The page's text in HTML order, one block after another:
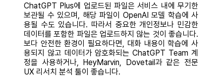
ChatGPT Plus에 업로드된 파일은 서비스 내에 무기한
보관될 수 있으며, 해당 파일이 OpenAI 모델 학습에 사
용될 수도 있습니다. 따라서 중요한 개인정보나 민감한
데이터를 포함한 파일은 업로드하지 않는 것이 좋습니다.
보다 안전한 환경이 필요하다면, 대화 내용이 학습에 사
용되지 않고 데이터가 암호화되는 ChatGPT Team 계
정을 사용하거나, HeyMarvin, Dovetail과 같은 전문
UX 리서치 분석 툴이 좋습니다.